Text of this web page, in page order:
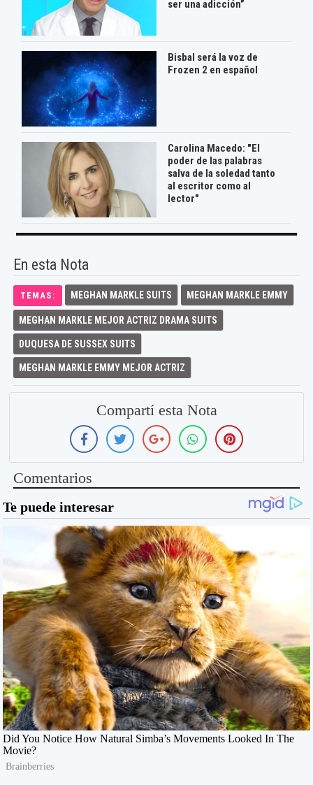
ser una adicción”
Bisbal será la voz de
Frozen 2 en español
Carolina Macedo: "El
poder de las palabras
salva de la soledad tanto
al escritor como al
lector"
En esta Nota
TEMAS: MEGHAN MARKLE SUITS MEGHAN MARKLE EMMY
MEGHAN MARKLE MEJOR ACTRIZ DRAMA SUITS
DUQUESA DE SUSSEX SUITS
MEGHAN MARKLE EMMY MEJOR ACTRIZ
Compartí esta Nota
Comentarios